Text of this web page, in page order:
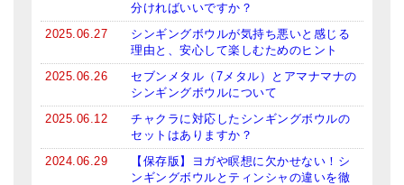
ティンシャケース
チベット・真マントラ香
お香定期購入（ラクとくサブスク）
チベット高僧のオラクルカード
ベル＆ドルジェ
分ければいいですか？
2025.06.27
シンギングボウルが気持ち悪いと感じる
理由と、安心して楽しむためのヒント
2025.06.26
セブンメタル（7メタル）とアマナマナの
シンギングボウルについて
2025.06.12
チャクラに対応したシンギングボウルの
セットはありますか？
2024.06.29
【保存版】ヨガや瞑想に欠かせない！シ
ンギングボウルとティンシャの違いを徹